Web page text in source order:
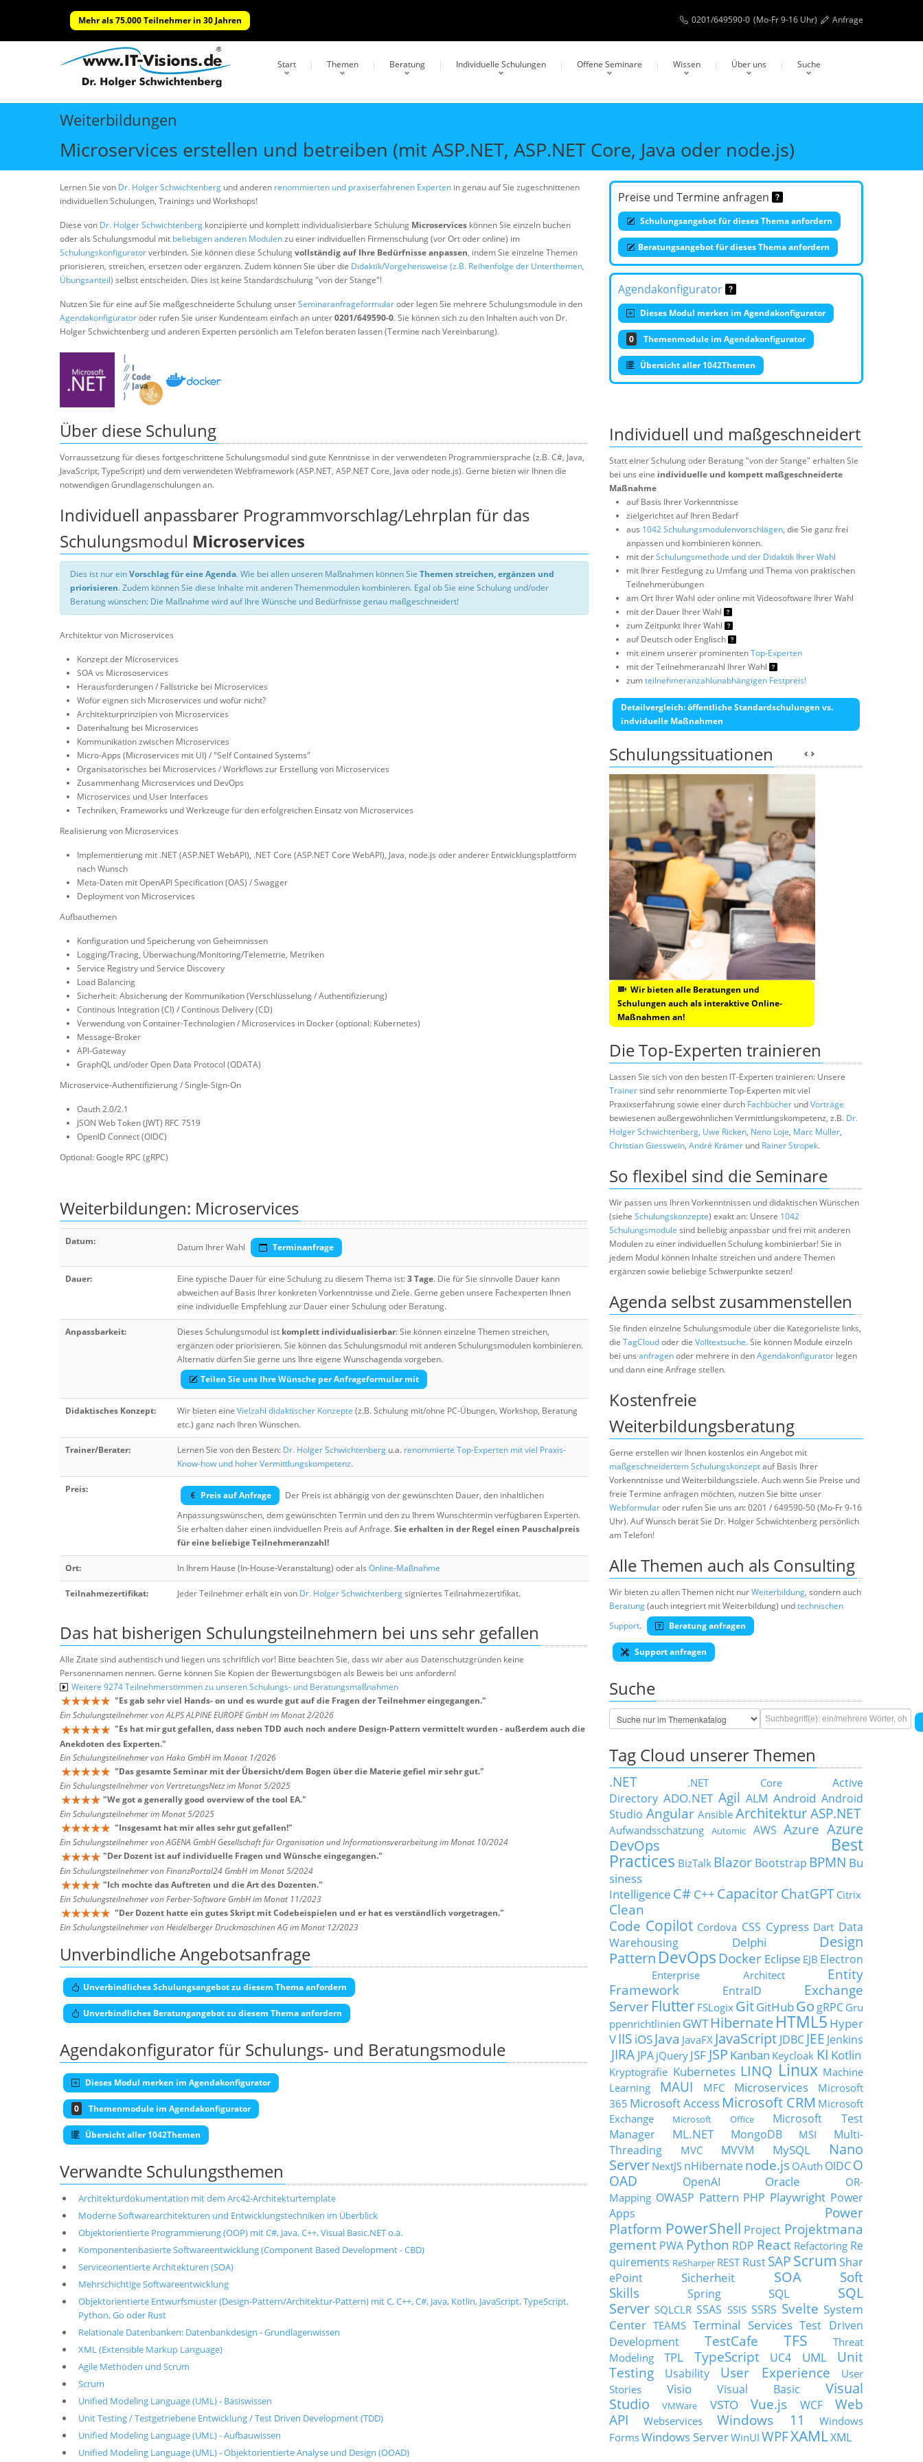
Mehr als 75.000 Teilnehmer in 30 Jahren 0201/649590-0 (Mo-Fr 9-16 Uhr) Anfrage
Start Themen Beratung Individuelle Schulungen Offene Seminare Wissen Über uns Suche
Weiterbildungen
Microservices erstellen und betreiben (mit ASP.NET, ASP.NET Core, Java oder node.js)
Lernen Sie von Dr. Holger Schwichtenberg und anderen renommierten und praxiserfahrenen Experten in genau auf Sie zugeschnittenen
individuellen Schulungen, Trainings und Workshops!
Diese von Dr. Holger Schwichtenberg konzipierte und komplett individualisierbare Schulung Microservices können Sie einzeln buchen
oder als Schulungsmodul mit beliebigen anderen Modulenzu einer individuellen Firmenschulung (vor Ort oder online) im
Schulungskonfiguratorverbinden. Sie können diese Schulungvollständig auf Ihre Bedürfnisse anpassen, indem Sie einzelne Themen
priorisieren, streichen, ersetzen oder ergänzen. Zudem können Sie über die Didaktik/Vorgehensweise (z.B. Reihenfolge der Unterthemen,
Übungsanteil) selbst entscheiden. Dies ist keine Standardschulung "von der Stange"!
Nutzen Sie für eine auf Sie maßgeschneiderte Schulung unserSeminaranfrageformularoder legen Sie mehrere Schulungsmodule in den
Agendakonfiguratoroder rufen Sie unser Kundenteam einfach an unter0201/649590-0. Sie können sich zu den Inhalten auch von Dr.
Holger Schwichtenberg und anderen Experten persönlich am Telefon beraten lassen (Termine nach Vereinbarung).
Preise und Termine anfragen
Schulungsangebot für dieses Thema anfordern
Beratungsangebot für dieses Thema anfordern
Agendakonfigurator
Dieses Modul merken im Agendakonfigurator
0 Themenmodule im Agendakonfigurator
Übersicht aller 1042Themen
Über diese Schulung
Vorraussetzung für dieses fortgeschrittene Schulungsmodul sind gute Kenntnisse in der verwendeten Programmiersprache (z.B. C#, Java,
JavaScript, TypeScript) und dem verwendeten Webframework (ASP.NET, ASP.NET Core, Java oder node.js). Gerne bieten wir Ihnen die
notwendigen Grundlagenschulungen an.
Individuell anpassbarer Programmvorschlag/Lehrplan für das
Schulungsmodul Microservices
Dies ist nur einVorschlag für eine Agenda. Wie bei allen unseren Maßnahmen können Sie Themen streichen, ergänzen und
priorisieren. Zudem können Sie diese Inhalte mit anderen Themenmodulen kombinieren. Egal ob Sie eine Schulung und/oder
Beratung wünschen: Die Maßnahme wird auf Ihre Wünsche und Bedürfnisse genau maßgeschneidert!
Architektur von Microservices
Konzept der Microservices
SOA vs Micrososervices
Herausforderungen / Fallstricke bei Microservices
Wofür eignen sich Microservices und wofür nicht?
Architekturprinzipien von Microservices
Datenhaltung bei Microservices
Kommunikation zwischen Microservices
Micro-Apps (Microservices mit UI) / "Self Contained Systems"
Organisatorisches bei Microservices / Workflows zur Erstellung von Microservices
Zusammenhang Microservices und DevOps
Microservices und User Interfaces
Techniken, Frameworks und Werkzeuge für den erfolgreichen Einsatz von Microservices
Realisierung von Microservices
Implementierung mit .NET (ASP.NET WebAPI), .NET Core (ASP.NET Core WebAPI), Java, node.js oder anderer Entwicklungsplattform
nach Wunsch
Meta-Daten mit OpenAPI Specification (OAS) / Swagger
Deployment von Microservices
Aufbauthemen
Konfiguration und Speicherung von Geheimnissen
Logging/Tracing, Überwachung/Monitoring/Telemetrie, Metriken
Service Registry und Service Discovery
Load Balancing
Sicherheit: Absicherung der Kommunikation (Verschlüsselung / Authentifizierung)
Continous Integration (CI) / Continous Delivery (CD)
Verwendung von Container-Technologien / Microservices in Docker (optional: Kubernetes)
Message-Broker
API-Gateway
GraphQL und/oder Open Data Protocol (ODATA)
Microservice-Authentifizierung / Single-Sign-On
Oauth 2.0/2.1
JSON Web Token (JWT) RFC 7519
OpenID Connect (OIDC)
Optional: Google RPC (gRPC)
Weiterbildungen: Microservices
Datum:
Datum Ihrer Wahl Terminanfrage
Dauer: Eine typische Dauer für eine Schulung zu diesem Thema ist:3 Tage. Die für Sie sinnvolle Dauer kann
abweichen auf Basis Ihrer konkreten Vorkenntnisse und Ziele. Gerne geben unsere Fachexperten Ihnen
eine individuelle Empfehlung zur Dauer einer Schulung oder Beratung.
Anpassbarkeit: Dieses Schulungsmodul ist komplett individualisierbar: Sie können einzelne Themen streichen,
ergänzen oder priorisieren. Sie können das Schulungsmodul mit anderen Schulungsmodulen kombinieren.
Alternativ dürfen Sie gerne uns Ihre eigene Wunschagenda vorgeben.
Teilen Sie uns Ihre Wünsche per Anfrageformular mit
Didaktisches Konzept: Wir bieten eine Vielzahl didaktischer Konzepte (z.B. Schulung mit/ohne PC-Übungen, Workshop, Beratung
etc.) ganz nach Ihren Wünschen.
Trainer/Berater: Lernen Sie von den Besten: Dr. Holger Schwichtenberg u.a. renommierte Top-Experten mit viel Praxis-
Know-how und hoher Vermittlungskompetenz.
Preis:
Preis auf Anfrage
Der Preis ist abhängig von der gewünschten Dauer, den inhaltlichen
Anpassungswünschen, dem gewünschten Termin und den zu Ihrem Wunschtermin verfügbaren Experten.
Sie erhalten daher einen iindviduellen Preis auf Anfrage.Sie erhalten in der Regel einen Pauschalpreis
für eine beliebige Teilnehmeranzahl!
Ort: In Ihrem Hause (In-House-Veranstaltung) oder als Online-Maßnahme
Teilnahmezertifikat: Jeder Teilnehmer erhält ein von Dr. Holger Schwichtenbergsigniertes Teilnahmezertifikat.
Das hat bisherigen Schulungsteilnehmern bei uns sehr gefallen
Alle Zitate sind authentisch und liegen uns schriftlich vor! Bitte beachten Sie, dass wir aber aus Datenschutzgründen keine
Personennamen nennen. Gerne können Sie Kopien der Bewertungsbögen als Beweis bei uns anfordern!
Weitere 9274 Teilnehmerstimmen zu unseren Schulungs- und Beratungsmaßnahmen
"Es gab sehr viel Hands- on und es wurde gut auf die Fragen der Teilnehmer eingegangen."
Ein Schulungsteilnehmer von ALPS ALPINE EUROPE GmbH im Monat 2/2026
"Es hat mir gut gefallen, dass neben TDD auch noch andere Design-Pattern vermittelt wurden - außerdem auch die
Anekdoten des Experten."
Ein Schulungsteilnehmer von Hako GmbH im Monat 1/2026
"Das gesamte Seminar mit der Übersicht/dem Bogen über die Materie gefiel mir sehr gut."
Ein Schulungsteilnehmer von VertretungsNetz im Monat 5/2025
"We got a generally good overview of the tool EA."
Ein Schulungsteilnehmer im Monat 5/2025
"Insgesamt hat mir alles sehr gut gefallen!"
Ein Schulungsteilnehmer von AGENA GmbH Gesellschaft für Organisation und Informationsverarbeitung im Monat 10/2024
"Der Dozent ist auf individuelle Fragen und Wünsche eingegangen."
Ein Schulungsteilnehmer von FinanzPortal24 GmbH im Monat 5/2024
"Ich mochte das Auftreten und die Art des Dozenten."
Ein Schulungsteilnehmer von Ferber-Software GmbH im Monat 11/2023
"Der Dozent hatte ein gutes Skript mit Codebeispielen und er hat es verständlich vorgetragen."
Ein Schulungsteilnehmer von Heidelberger Druckmaschinen AG im Monat 12/2023
Unverbindliche Angebotsanfrage
Unverbindliches Schulungsangebot zu diesem Thema anfordern
Unverbindliches Beratungangebot zu diesem Thema anfordern
Agendakonfigurator für Schulungs- und Beratungsmodule
Dieses Modul merken im Agendakonfigurator
0 Themenmodule im Agendakonfigurator
Übersicht aller 1042Themen
Verwandte Schulungsthemen
Architekturdokumentation mit dem Arc42-Architekturtemplate
Moderne Softwarearchitekturen und Entwicklungstechniken im Überblick
Objektorientierte Programmierung (OOP) mit C#, Java, C++, Visual Basic.NET o.ä.
Komponentenbasierte Softwareentwicklung (Component Based Development - CBD)
Serviceorientierte Architekturen (SOA)
Mehrschichtige Softwareentwicklung
Objektorientierte Entwurfsmuster (Design-Pattern/Architektur-Pattern) mit C, C++, C#, Java, Kotlin, JavaScript, TypeScript,
Python, Go oder Rust
Relationale Datenbanken: Datenbankdesign - Grundlagenwissen
XML (Extensible Markup Language)
Agile Methoden und Scrum
Scrum
Unified Modeling Language (UML) - Basiswissen
Unit Testing / Testgetriebene Entwicklung / Test Driven Development (TDD)
Unified Modeling Language (UML) - Aufbauwissen
Unified Modeling Language (UML) - Objektorientierte Analyse und Design (OOAD)
Individuell und maßgeschneidert
Statt einer Schulung oder Beratung "von der Stange" erhalten Sie
bei uns eine individuelle und kompett maßgeschneiderte
Maßnahme
auf Basis Ihrer Vorkenntnisse
zielgerichtet auf Ihren Bedarf
aus 1042 Schulungsmodulenvorschlägen, die Sie ganz frei
anpassen und kombinieren können.
mit derSchulungsmethode und der Didaktik Ihrer Wahl
mit Ihrer Festlegung zu Umfang und Thema von praktischen
Teilnehmerübungen
am Ort Ihrer Wahl oder online mit Videosoftware Ihrer Wahl
mit der Dauer Ihrer Wahl
zum Zeitpunkt Ihrer Wahl
auf Deutsch oder Englisch
mit einem unserer prominentenTop-Experten
mit der Teilnehmeranzahl Ihrer Wahl
zumteilnehmeranzahlunabhängigen Festpreis!
Detailvergleich: öffentliche Standardschulungen vs.
indviduelle Maßnahmen
Schulungssituationen
Wir bieten alle Beratungen und
Schulungen auch als interaktive Online-
Maßnahmen an!
Die Top-Experten trainieren
Lassen Sie sich von den besten IT-Experten trainieren: Unsere
Trainersind sehr renommierte Top-Experten mit viel
Praxixserfahrung sowie einer durch Fachbücher undVorträge
bewiesenen außergewöhnlichen Vermittlungskompetenz, z.B. Dr.
Holger Schwichtenberg, Uwe Ricken, Neno Loje, Marc Müller,
Christian Giesswein, André Krämer und Rainer Stropek.
So flexibel sind die Seminare
Wir passen uns Ihren Vorkenntnissen und didaktischen Wünschen
(siehe Schulungskonzepte) exakt an: Unsere 1042
Schulungsmodule sind beliebig anpassbar und frei mit anderen
Modulen zu einer individuellen Schulung kombinierbar! Sie in
jedem Modul können Inhalte streichen und andere Themen
ergänzen sowie beliebige Schwerpunkte setzen!
Agenda selbst zusammenstellen
Sie finden einzelne Schulungsmodule über die Kategorieliste links,
die TagCloudoder die Volltextsuche. Sie können Module einzeln
bei uns anfragenoder mehrere in denAgendakonfigurator legen
und dann eine Anfrage stellen.
Kostenfreie
Weiterbildungsberatung
Gerne erstellen wir Ihnen kostenlos ein Angebot mit
maßgeschneidertem Schulungskonzeptauf Basis Ihrer
Vorkenntnisse und Weiterbildungsziele. Auch wenn Sie Preise und
freie Termine anfragen möchten, nutzen Sie bitte unser
Webformularoder rufen Sie uns an: 0201 / 649590-50 (Mo-Fr 9-16
Uhr). Auf Wunsch berät Sie Dr. Holger Schwichtenberg persönlich
am Telefon!
Alle Themen auch als Consulting
Wir bieten zu allen Themen nicht nurWeiterbildung, sondern auch
Beratung(auch integriert mit Weiterbildung) undtechnischen
Support. Beratung anfragen
Support anfragen
Suche
Tag Cloud unserer Themen
.NET .NET Core
Active
Directory ADO.NET Agil ALM Android Android
Studio Angular Ansible Architektur ASP.NET
Aufwandsschätzung Automic AWS Azure Azure
DevOps
Best
Practices BizTalk Blazor Bootstrap BPMN Bu
siness
Intelligence C# C++ Capacitor ChatGPT Citrix
Clean
Code Copilot Cordova CSS Cypress Dart Data
Warehousing
Delphi
Design
Pattern DevOps Docker Eclipse EJB Electron
Enterprise Architect
Entity
Framework
EntraID
Exchange
Server Flutter FSLogix GitGitHubGo gRPC Gru
ppenrichtlinien GWT HibernateHTML5 Hyper
VIIS iOSJava JavaFX JavaScript JDBC JEE Jenkins
JIRA JPA jQuery JSF JSP Kanban Keycloak KI Kotlin
Kryptografie Kubernetes LINQ Linux Machine
Learning
MAUI MFC Microservices
Microsoft
365 Microsoft Access Microsoft CRM Microsoft
Exchange
Microsoft Office
Microsoft Test
Manager
ML.NET MongoDB MSI
Multi-
Threading
MVC MVVM MySQL
Nano
Server NextJS nHibernatenode.js OAuth OIDCO
OAD
OpenAI Oracle
OR-
Mapping OWASP Pattern PHP Playwright Power
Apps
Power
Platform PowerShell Project Projektmana
gement PWA Python RDP React Refactoring Re
quirements ReSharper REST Rust SAP Scrum Shar
ePoint
Sicherheit SOA
Soft
Skills
Spring SQL
SQL
Server SQLCLR SSAS SSIS SSRS Svelte System
Center TEAMS Terminal Services Test Driven
Development
TestCafe TFS
Threat
Modeling
TPL TypeScript UC4 UML
Unit
Testing
Usability User Experience
User
Stories
Visio Visual Basic
Visual
Studio
VMWare VSTO Vue.js WCF
Web
API
Webservices Windows 11
Windows
FormsWindows ServerWinUI WPFXAMLXML